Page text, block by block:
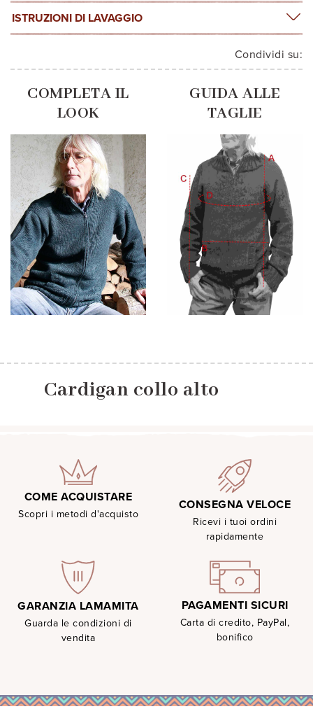
ISTRUZIONI DI LAVAGGIO
Condividi su:
COMPLETA IL
LOOK
GUIDA ALLE
TAGLIE
Cardigan collo alto
COME ACQUISTARE
Scopri i metodi d'acquisto
CONSEGNA VELOCE
Ricevi i tuoi ordini
rapidamente
GARANZIA LAMAMITA
Guarda le condizioni di
vendita
PAGAMENTI SICURI
Carta di credito, PayPal,
bonifico